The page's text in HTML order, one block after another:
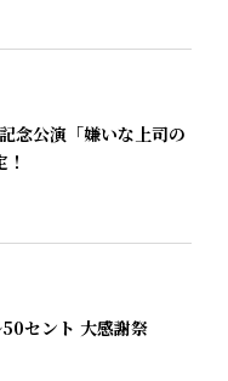
念公演「嫌いな上司の
セント 大感謝祭